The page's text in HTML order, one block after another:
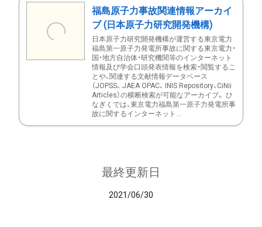
福島原子力事故関連情報アーカイ
ブ (日本原子力研究開発機構)
日本原子力研究開発機構が運営する東京電力
福島第一原子力発電所事故に関する東京電力・
国・地方自治体・研究機関等のインターネット
情報及び学会口頭発表情報を検索・閲覧するこ
とや、関連する文献情報データベース
（JOPSS、 JAEA OPAC、 INIS Repository、CiNii
Articles）の横断検索が可能なアーカイブ。 ひ
なぎくでは、東京電力福島第一原子力発電所事
故に関するインターネット...
最終更新日
2021/06/30